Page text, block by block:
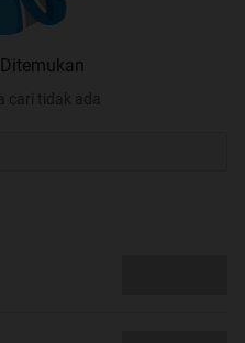
cari tidak ada